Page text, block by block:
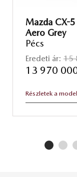
Mazda CX-
Aero Grey
Pécs
Eredeti ár: 15
13 970
Részletek a